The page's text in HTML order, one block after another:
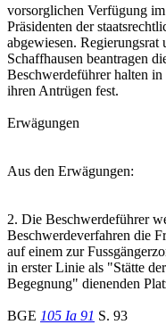
vorsorglichen Verfügung
Präsidenten der
abgewiesen.
Schaffhausen beantragen
Beschwerdeführer halten
ihren Antrügen fest.
Erwägungen
Aus den Erwägungen:
2. Die Beschwerdeführer
Beschwerdeverfahren die
auf einem zur
in erster Linie als "Stätte
Begegnung" dienenden
BGE 105 Ia 91 S. 93